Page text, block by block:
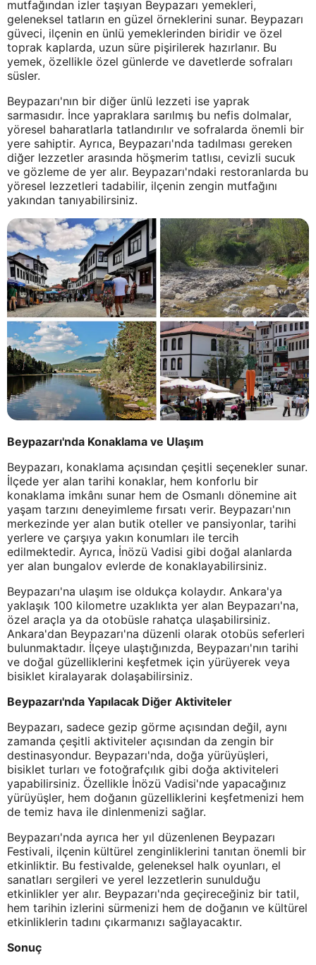
mutfağından izler taşıyan Beypazarı yemekleri,
geleneksel tatların en güzel örneklerini sunar. Beypazarı
güveci, ilçenin en ünlü yemeklerinden biridir ve özel
toprak kaplarda, uzun süre pişirilerek hazırlanır. Bu
yemek, özellikle özel günlerde ve davetlerde sofraları
süsler.
Beypazarı'nın bir diğer ünlü lezzeti ise yaprak
sarmasıdır. İnce yapraklara sarılmış bu nefis dolmalar,
yöresel baharatlarla tatlandırılır ve sofralarda önemli bir
yere sahiptir. Ayrıca, Beypazarı'nda tadılması gereken
diğer lezzetler arasında höşmerim tatlısı, cevizli sucuk
ve gözleme de yer alır. Beypazarı'ndaki restoranlarda bu
yöresel lezzetleri tadabilir, ilçenin zengin mutfağını
yakından tanıyabilirsiniz.
Beypazarı'nda Konaklama ve Ulaşım
Beypazarı, konaklama açısından çeşitli seçenekler sunar.
İlçede yer alan tarihi konaklar, hem konforlu bir
konaklama imkânı sunar hem de Osmanlı dönemine ait
yaşam tarzını deneyimleme fırsatı verir. Beypazarı'nın
merkezinde yer alan butik oteller ve pansiyonlar, tarihi
yerlere ve çarşıya yakın konumları ile tercih
edilmektedir. Ayrıca, İnözü Vadisi gibi doğal alanlarda
yer alan bungalov evlerde de konaklayabilirsiniz.
Beypazarı'na ulaşım ise oldukça kolaydır. Ankara'ya
yaklaşık 100 kilometre uzaklıkta yer alan Beypazarı'na,
özel araçla ya da otobüsle rahatça ulaşabilirsiniz.
Ankara'dan Beypazarı'na düzenli olarak otobüs seferleri
bulunmaktadır. İlçeye ulaştığınızda, Beypazarı'nın tarihi
ve doğal güzelliklerini keşfetmek için yürüyerek veya
bisiklet kiralayarak dolaşabilirsiniz.
Beypazarı'nda Yapılacak Diğer Aktiviteler
Beypazarı, sadece gezip görme açısından değil, aynı
zamanda çeşitli aktiviteler açısından da zengin bir
destinasyondur. Beypazarı'nda, doğa yürüyüşleri,
bisiklet turları ve fotoğrafçılık gibi doğa aktiviteleri
yapabilirsiniz. Özellikle İnözü Vadisi'nde yapacağınız
yürüyüşler, hem doğanın güzelliklerini keşfetmenizi hem
de temiz hava ile dinlenmenizi sağlar.
Beypazarı'nda ayrıca her yıl düzenlenen Beypazarı
Festivali, ilçenin kültürel zenginliklerini tanıtan önemli bir
etkinliktir. Bu festivalde, geleneksel halk oyunları, el
sanatları sergileri ve yerel lezzetlerin sunulduğu
etkinlikler yer alır. Beypazarı'nda geçireceğiniz bir tatil,
hem tarihin izlerini sürmenizi hem de doğanın ve kültürel
etkinliklerin tadını çıkarmanızı sağlayacaktır.
Sonuç